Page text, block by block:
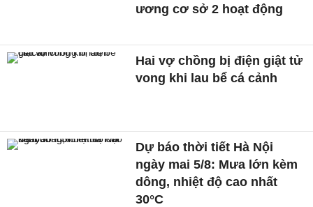
ương cơ sở 2 hoạt động
Hai vợ chồng bị điện giật tử
vong khi lau bể cá cảnh
Dự báo thời tiết Hà Nội
ngày mai 5/8: Mưa lớn kèm
dông, nhiệt độ cao nhất
30°C